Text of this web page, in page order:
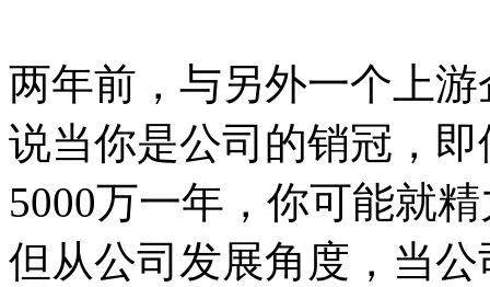
两年前，与另外一个上
说当你是公司的销冠，
5000万一年，你可能就
但从公司发展角度，当